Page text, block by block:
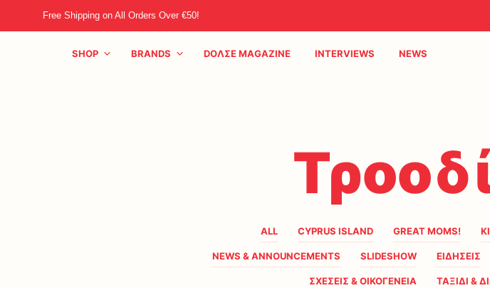
Free Shipping on All Orders Over €50!
SHOP BRANDS DOΛΣE MAGAZINE INTERVIEWS NEWS
ALL CYPRUS ISLAND GREAT MOMS!
NEWS & ANNOUNCEMENTS SLIDESHOW ΕΙΔΗΣΕΙΣ
ΣΧΕΣΕΙΣ & ΟΙΚΟΓΕΝΕΙΑ ΤΑΞΙΔΙ &